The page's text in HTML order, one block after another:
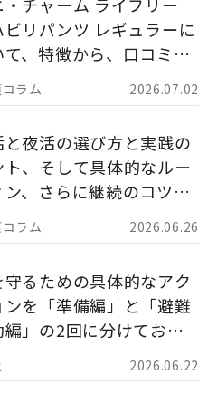
2026.07.02
ビリパンツ レギュラーに
て、特徴から、口コミ、
備蓄としての活用法まで
りやすく解説します。
2026.06.26
と夜活の選び方と実践の
ト、そして具体的なルー
ン、さらに継続のコツま
詳しくご紹介します。
2026.06.22
守るための具体的なアク
ンを「準備編」と「避難
編」の2回に分けてお届
ています。